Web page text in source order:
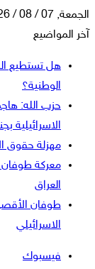
الجمعة, 07 / 08 / 2026
آخر المواضيع
هل تستطيع
الوطنية؟
حزب الله:
الاسرائيلية
مهزلة حقوق
معركة طوفان
العراق
طوفان
الاسرائيلي
فيسبوك